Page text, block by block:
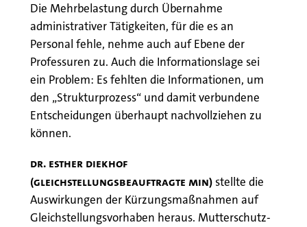
Die Mehrbelastung durch Übernahme
administrativer Tätigkeiten, für die es an
Personal fehle, nehme auch auf Ebene der
Professuren zu. Auch die Informationslage sei
ein Problem: Es fehlten die Informationen, um
den „Strukturprozess“ und damit verbundene
Entscheidungen überhaupt nachvollziehen zu
können.
Dr. Esther Diekhof
(Gleichstellungsbeauftragte MIN)stellte die
Auswirkungen der Kürzungsmaßnahmen auf
Gleichstellungsvorhaben heraus. Mutterschutz-